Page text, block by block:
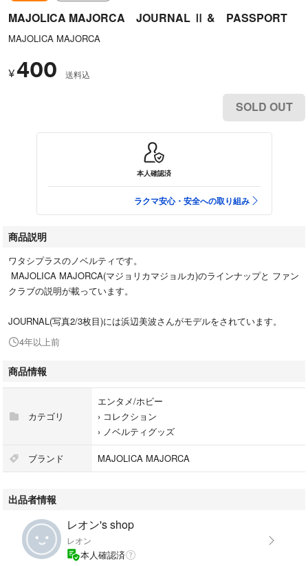
MAJOLICA MAJORCA JOURNAL Ⅱ & PASSPORT
MAJOLICA MAJORCA
¥400 送料込
SOLD OUT
本人確認済
ラクマ安心・安全への取り組み
商品説明
ワタシプラスのノベルティです。
MAJOLICA MAJORCA(マジョリカマジョルカ)のラインナップと ファン
クラブの説明が載っています。
JOURNAL(写真2/3枚目)には浜辺美波さんがモデルをされています。
4年以上前
商品情報
カテゴリ
エンタメ/ホビー
› コレクション
› ノベルティグッズ
ブランド MAJOLICA MAJORCA
出品者情報
レオン's shop
レオン
本人確認済